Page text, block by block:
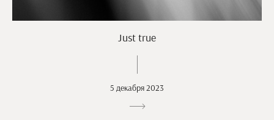
Just true
5 декабря 2023